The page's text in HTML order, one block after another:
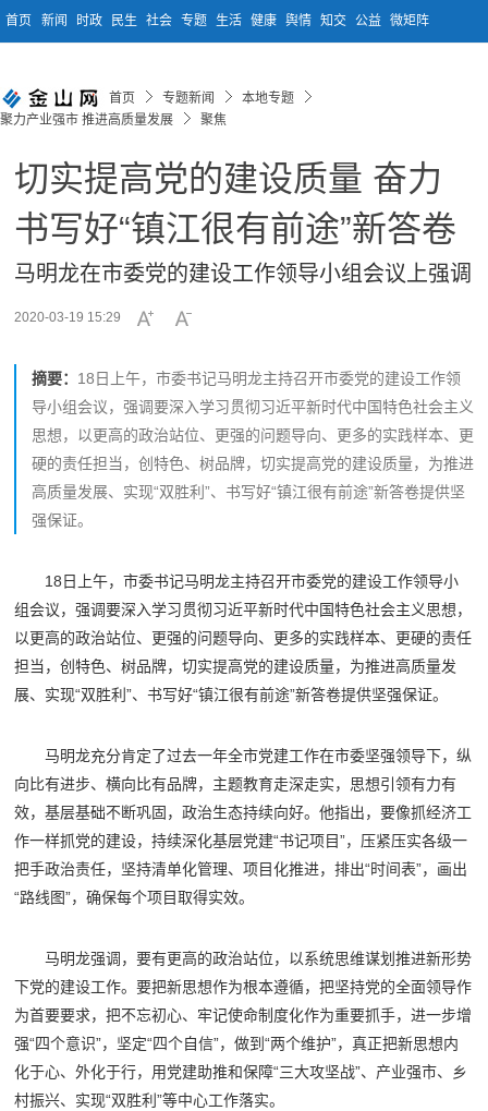
首页 新闻 时政 民生 社会 专题 生活 健康 舆情 知交 公益 微矩阵
首页 专题新闻
本地专题
聚力产业强市 推进高质量发展
聚焦
切实提高党的建设质量 奋力
书写好“镇江很有前途”新答卷
马明龙在市委党的建设工作领导小组会议上强调
2020-03-19 15:29
摘要： 18日上午，市委书记马明龙主持召开市委党的建设工作领
导小组会议，强调要深入学习贯彻习近平新时代中国特色社会主义
思想，以更高的政治站位、更强的问题导向、更多的实践样本、更
硬的责任担当，创特色、树品牌，切实提高党的建设质量，为推进
高质量发展、实现“双胜利”、书写好“镇江很有前途”新答卷提供坚
强保证。
18日上午，市委书记马明龙主持召开市委党的建设工作领导小
组会议，强调要深入学习贯彻习近平新时代中国特色社会主义思想，
以更高的政治站位、更强的问题导向、更多的实践样本、更硬的责任
担当，创特色、树品牌，切实提高党的建设质量，为推进高质量发
展、实现“双胜利”、书写好“镇江很有前途”新答卷提供坚强保证。
马明龙充分肯定了过去一年全市党建工作在市委坚强领导下，纵
向比有进步、横向比有品牌，主题教育走深走实，思想引领有力有
效，基层基础不断巩固，政治生态持续向好。他指出，要像抓经济工
作一样抓党的建设，持续深化基层党建“书记项目”，压紧压实各级一
把手政治责任，坚持清单化管理、项目化推进，排出“时间表”，画出
“路线图”，确保每个项目取得实效。
马明龙强调，要有更高的政治站位，以系统思维谋划推进新形势
下党的建设工作。要把新思想作为根本遵循，把坚持党的全面领导作
为首要要求，把不忘初心、牢记使命制度化作为重要抓手，进一步增
强“四个意识”，坚定“四个自信”，做到“两个维护”，真正把新思想内
化于心、外化于行，用党建助推和保障“三大攻坚战”、产业强市、乡
村振兴、实现“双胜利”等中心工作落实。